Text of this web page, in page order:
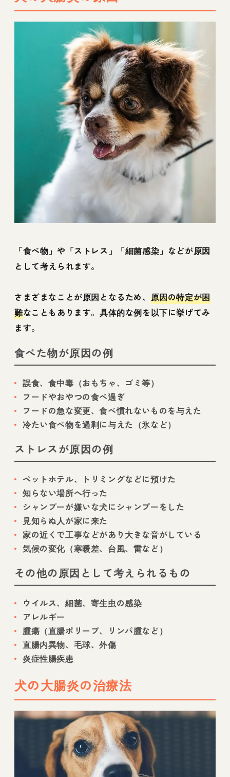
「食べ物」や「ストレス」「細菌感染」などが原因
として考えられます。
さまざまなことが原因となるため、 原因の特定が困
難なこともあります。具体的な例を以下に挙げてみ
ます。
食べた物が原因の例
誤食、食中毒（おもちゃ、ゴミ等）
フードやおやつの食べ過ぎ
フードの急な変更、食べ慣れないものを与えた
冷たい食べ物を過剰に与えた（氷など）
ストレスが原因の例
ペットホテル、トリミングなどに預けた
知らない場所へ行った
シャンプーが嫌いな犬にシャンプーをした
見知らぬ人が家に来た
家の近くで工事などがあり大きな音がしている
気候の変化（寒暖差、台風、雷など）
その他の原因として考えられるもの
ウイルス、細菌、寄生虫の感染
アレルギー
腫瘍（直腸ポリープ、リンパ腫など）
直腸内異物、毛球、外傷
炎症性腸疾患
犬の大腸炎の治療法